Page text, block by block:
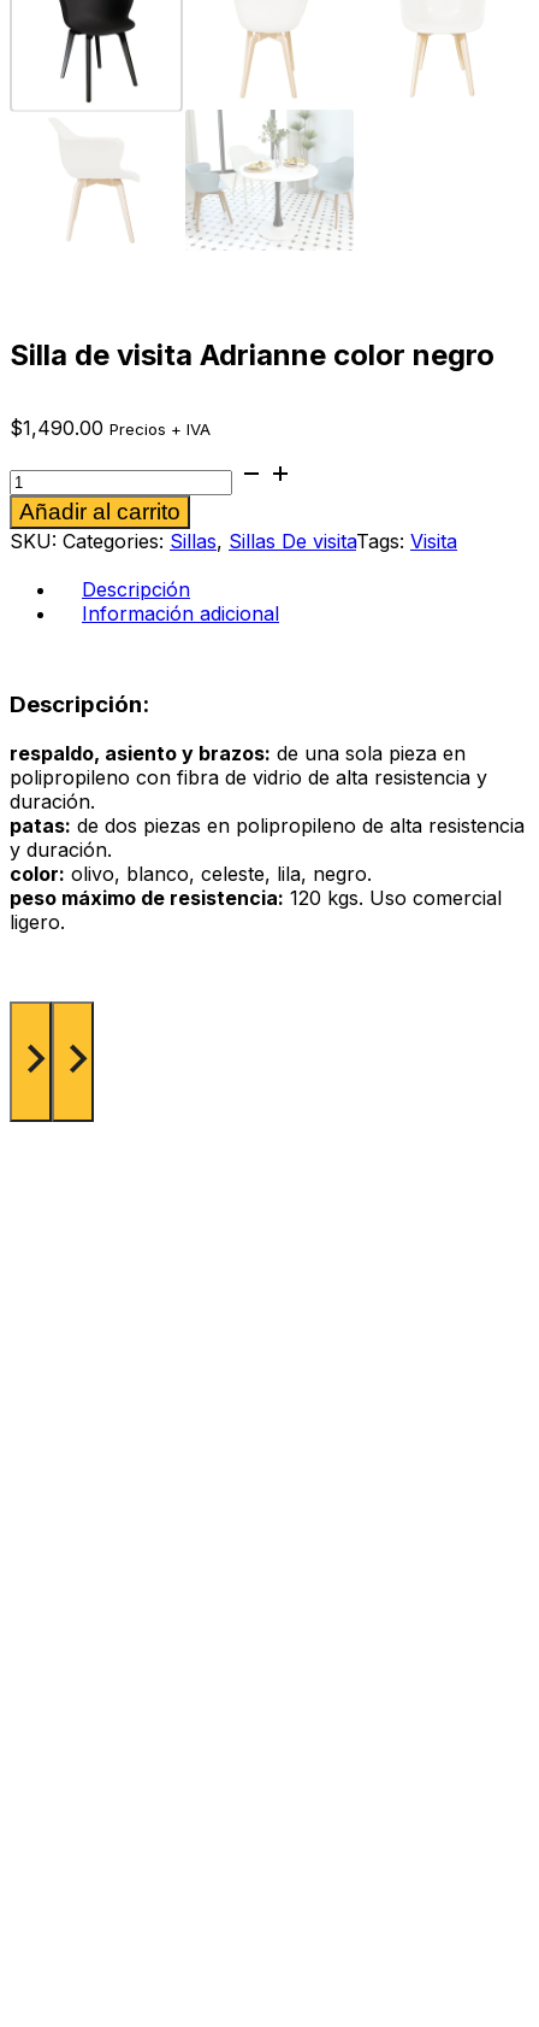
Silla de visita Adrianne color negro
$1,490.00 Precios + IVA
Silla
de
visita
Adrianne
color
cantidad
Añadir al carrito
SKU: Categories: Sillas, Sillas De visitaTags: Visita
Descripción
Información adicional
Descripción:
respaldo, asiento y brazos: de una sola pieza en
polipropileno con fibra de vidrio de alta resistencia y
duración.
patas: de dos piezas en polipropileno de alta resistencia
y duración.
color: olivo, blanco, celeste, lila, negro.
peso máximo de resistencia: 120 kgs. Uso comercial
ligero.